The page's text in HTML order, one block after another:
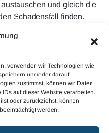
verwenden wir Technologien wie
und/oder darauf
zustimmst, können wir Daten
auf dieser Website verarbeiten.
oder zurückziehst, können
werden.
und gleich die
Schadensfall finden.
Aufnahmen vom
uns unmittelbar eine